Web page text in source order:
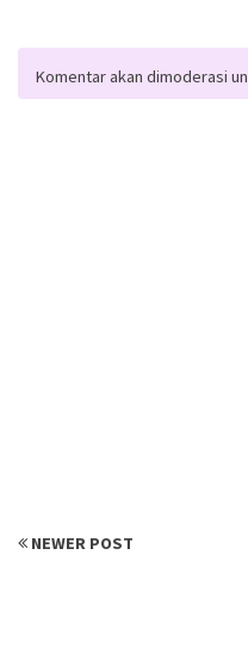
Komentar akan dimoderasi
NEWER POST